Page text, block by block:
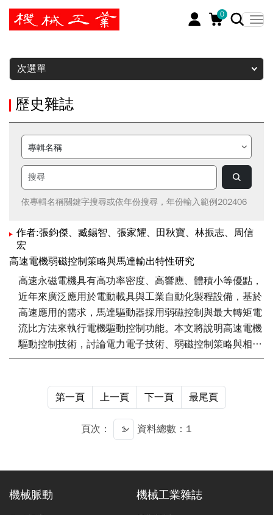
0
暫停
次選單
歷史雜誌
依專輯名稱關鍵字搜尋或依年份搜尋，年份輸入範例202406
作者:張鈞傑、臧錫智、張家耀、田秋寶、林振志、周信
宏
高速電機弱磁控制策略與馬達輸出特性研究
高速永磁電機具有高功率密度、高響應、體積小等優點，
近年來廣泛應用於電動載具與工業自動化製程設備，基於
高速應用的需求，馬達驅動器採用弱磁控制與最大轉矩電
流比方法來執行電機驅動控制功能。本文將說明高速電機
驅動控制技術，討論電力電子技術、弱磁控制策略與相關
馬達輸出特性。
第一頁 上一頁 下一頁 最尾頁
頁次： 資料總數：1
機械脈動 機械工業雜誌